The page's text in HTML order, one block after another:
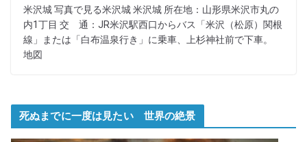
米沢城 写真で見る米沢城 米沢城 所在地：山形県米沢市丸の
内1丁目 交 通：JR米沢駅西口からバス「米沢（松原）関根
線」または「白布温泉行き」に乗車、上杉神社前で下車。
地図
死ぬまでに一度は見たい 世界の絶景